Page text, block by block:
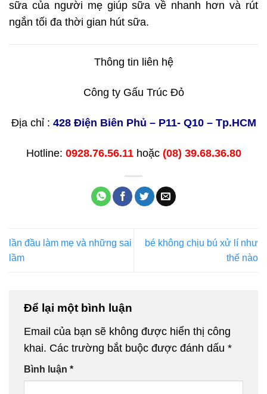
sữa của người mẹ giúp sữa về nhanh hơn và rút
ngắn tối đa thời gian hút sữa.
Thông tin liên hệ
Công ty Gấu Trúc Đỏ
Địa chỉ : 428 Điện Biên Phủ – P11- Q10 – Tp.HCM
Hotline: 0928.76.56.11hoặc (08) 39.68.36.80
lần đầu làm mẹ và những sai
lầm
bé không chịu bú xử lí như
thế nào
Để lại một bình luận
Email của bạn sẽ không được hiển thị công
khai. Các trường bắt buộc được đánh dấu *
Bình luận *